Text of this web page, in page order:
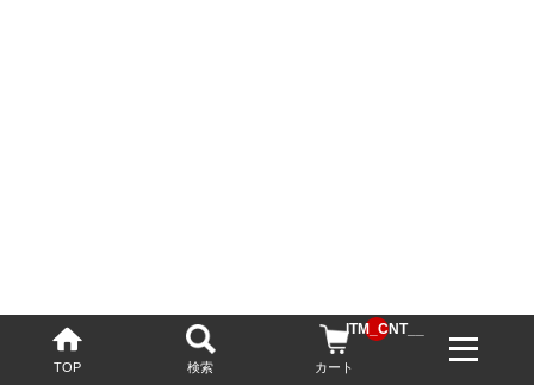
TOP 検索 カート
__ITM_CNT__